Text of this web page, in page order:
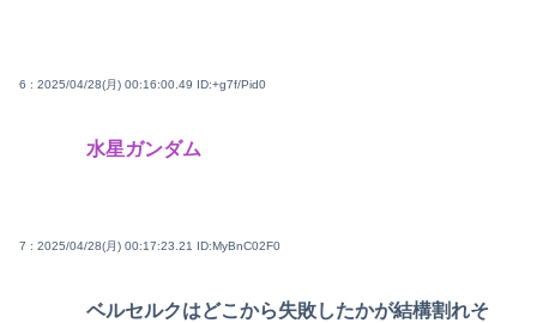
6 : 2025/04/28(月) 00:16:00.49 ID:+g7f/Pid0
水星ガンダム
7 : 2025/04/28(月) 00:17:23.21 ID:MyBnC02F0
ベルセルクはどこから失敗したかが結構割れそ